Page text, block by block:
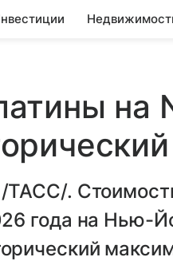
на
.
года на Нью-